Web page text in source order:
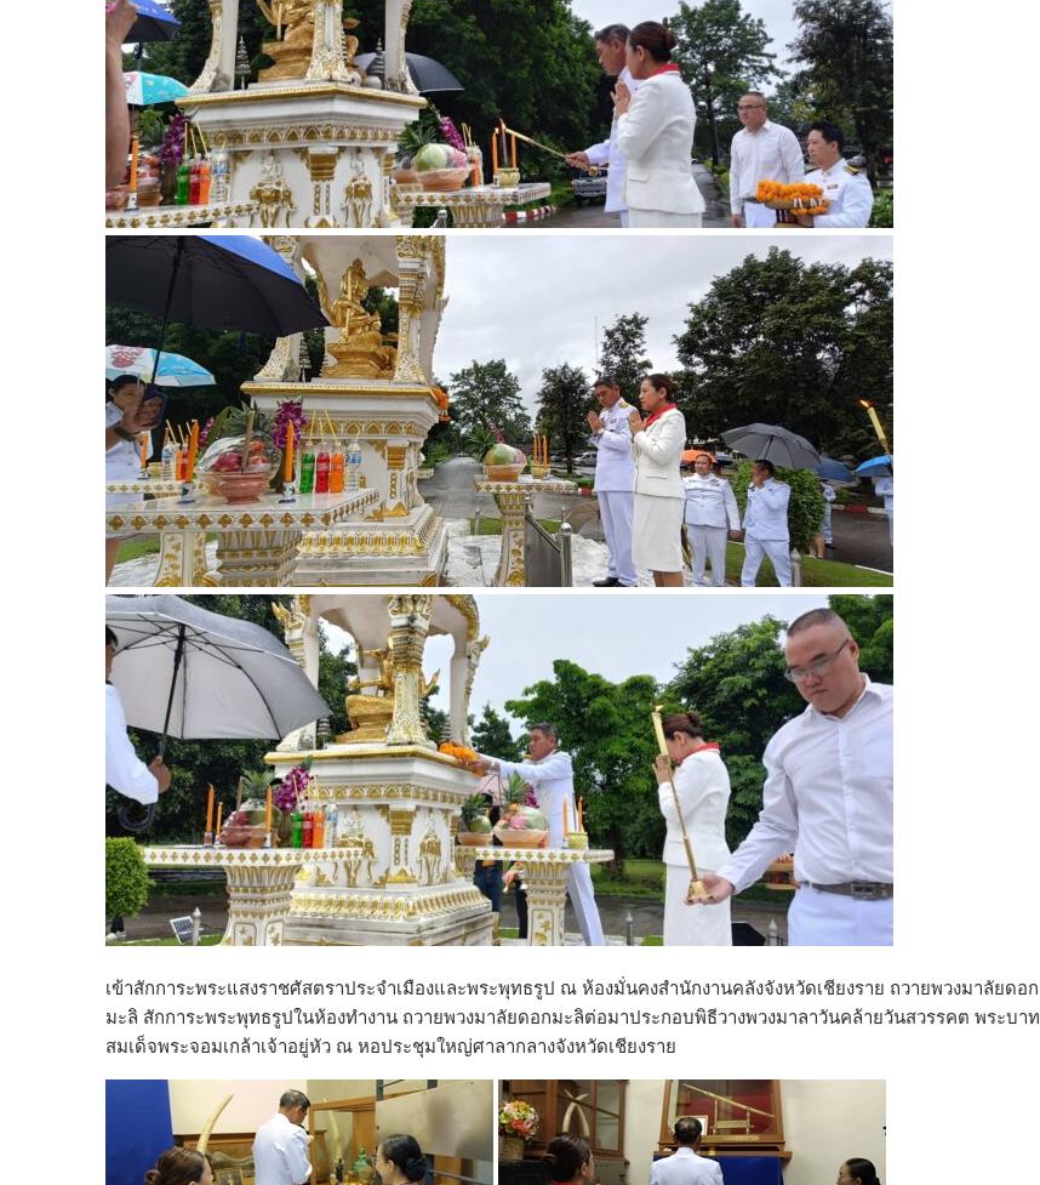
เข้าสักการะพระแสงราชศัสตราประจำเมืองและพระพุทธรูป ณ ห้องมั่นคงสำนักงานคลังจังหวัดเชียงราย ถวายพวงมาลัยดอก
มะลิ สักการะพระพุทธรูปในห้องทำงาน ถวายพวงมาลัยดอกมะลิต่อมาประกอบพิธีวางพวงมาลาวันคล้ายวันสวรรคต พระบาท
สมเด็จพระจอมเกล้าเจ้าอยู่หัว ณ หอประชุมใหญ่ศาลากลางจังหวัดเชียงราย